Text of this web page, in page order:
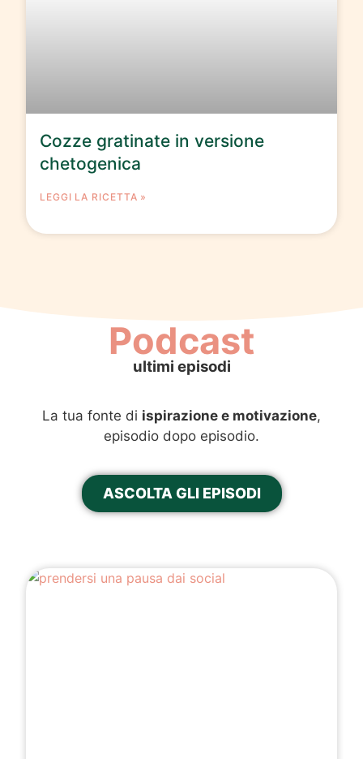
Cozze gratinate in versione
chetogenica
LEGGI LA RICETTA »
Podcast
ultimi episodi
La tua fonte di ispirazione e motivazione,
episodio dopo episodio.
ASCOLTA GLI EPISODI